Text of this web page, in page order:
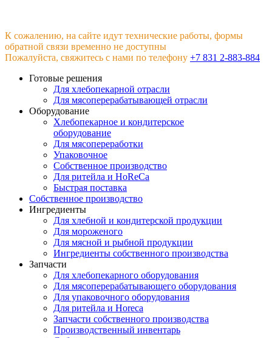
К сожалению, на сайте идут технические работы, формы
обратной связи временно не доступны
Пожалуйста, свяжитесь с нами по телефону +7 831 2-883-884
Готовые решения
Для хлебопекарной отрасли
Для мясоперерабатывающей отрасли
Оборудование
Хлебопекарное и кондитерское
оборудование
Для мясопереработки
Упаковочное
Собственное производство
Для ритейла и HoReCa
Быстрая поставка
Собственное производство
Ингредиенты
Для хлебной и кондитерской продукции
Для мороженого
Для мясной и рыбной продукции
Ингредиенты собственного производства
Запчасти
Для хлебопекарного оборудования
Для мясоперерабатывающего оборудования
Для упаковочного оборудования
Для ритейла и Horeca
Запчасти собственного производства
Производственный инвентарь